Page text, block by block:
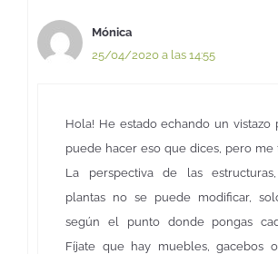
Mónica
25/04/2020 a las 14:55
Hola! He estado echando un vistazo
puede hacer eso que dices, pero me
La perspectiva de las
plantas no se puede modificar,
según el punto donde pongas
Fíjate que hay muebles, gacebos